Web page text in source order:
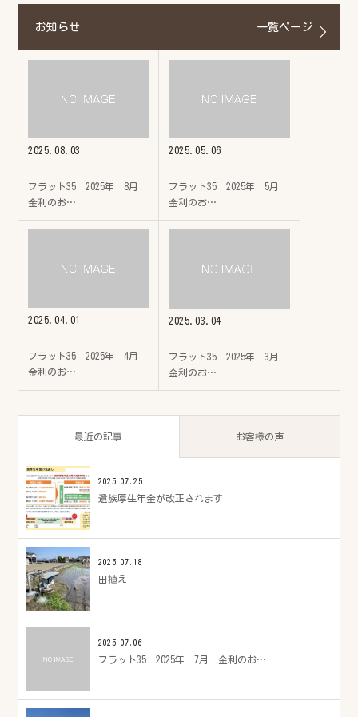
お知らせ 一覧ページ
2025.08.03
フラット35 2025年 8月
金利のお…
2025.05.06
フラット35 2025年 5月
金利のお…
2025.04.01
フラット35 2025年 4月
金利のお…
2025.03.04
フラット35 2025年 3月
金利のお…
最近の記事 お客様の声
2025.07.25
遺族厚生年金が改正されます
2025.07.18
田植え
2025.07.06
フラット35 2025年 7月 金利のお…